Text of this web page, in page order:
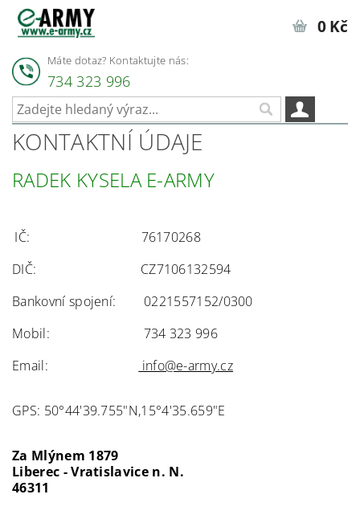
Máte dotaz? Kontaktujte nás:
734 323 996
0 Kč
KONTAKTNÍ ÚDAJE
RADEK KYSELA E-ARMY
IČ: 76170268
DIČ: CZ7106132594
Bankovní spojení: 0221557152/0300
Mobil: 734 323 996
Email:
info@e-army.cz
GPS: 50°44'39.755"N,15°4'35.659"E
Za Mlýnem 1879
Liberec - Vratislavice n. N.
46311